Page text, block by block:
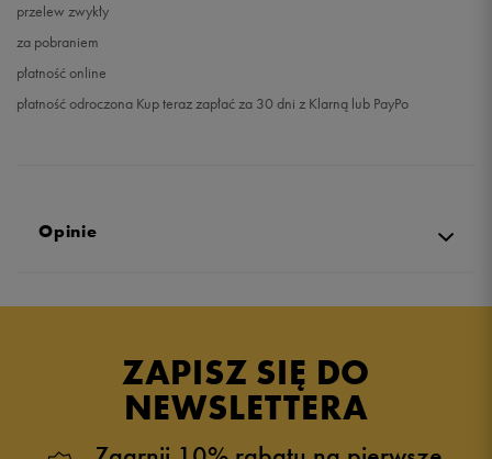
przelew zwykły
za pobraniem
płatność online
płatność odroczona Kup teraz zapłać za 30 dni z Klarną lub PayPo
Opinie
ZAPISZ SIĘ DO
NEWSLETTERA